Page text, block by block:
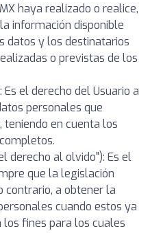
haya realizado o realice,
información disponible
datos y los destinatarios
o previstas de los
el derecho del Usuario a
personales que
en cuenta los
derecho al olvido"): Es el
que la legislación
contrario, a obtener la
cuando estos ya
los fines para los cuales